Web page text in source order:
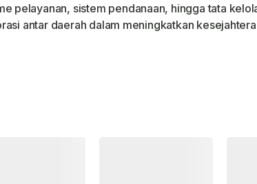
pelayanan, sistem pendanaan, hingga tata
antar daerah dalam meningkatkan